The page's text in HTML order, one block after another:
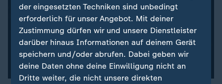
der eingesetzten Techniken sind unbedingt
erforderlich für unser Angebot. Mit deiner
Zustimmung dürfen wir und unsere Dienstleister
darüber hinaus Informationen auf deinem Gerät
speichern und/oder abrufen. Dabei geben wir
deine Daten ohne deine Einwilligung nicht an
Dritte weiter, die nicht unsere direkten